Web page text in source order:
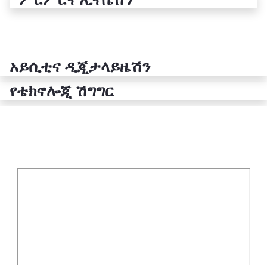
አይሲቲና ዲጂታላይዜሽን
የቴክኖሎጂ ሽግግር